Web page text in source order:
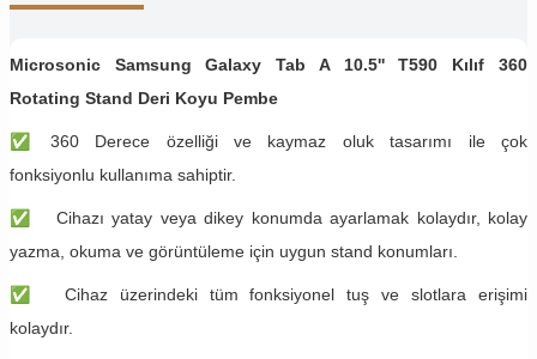
Microsonic Samsung Galaxy Tab A 10.5'' T590 Kılıf 360
Rotating Stand Deri Koyu Pembe
✅ 360 Derece özelliği ve kaymaz oluk tasarımı ile çok
fonksiyonlu kullanıma sahiptir.
✅ Cihazı yatay veya dikey konumda ayarlamak kolaydır, kolay
yazma, okuma ve görüntüleme için uygun stand konumları.
✅ Cihaz üzerindeki tüm fonksiyonel tuş ve slotlara erişimi
kolaydır.